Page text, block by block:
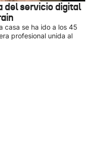
del servicio digital
casa se ha ido a los 45
profesional unida al